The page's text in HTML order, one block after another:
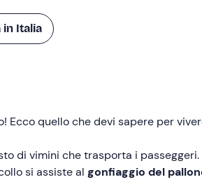
Italia
Ecco quello che devi sapere per
di vimini che trasporta i
si assiste al gonfiaggio del